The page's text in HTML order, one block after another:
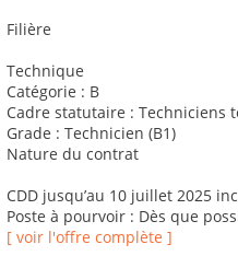
Filière
Technique
Catégorie : B
Cadre statutaire : Techniciens
Grade : Technicien (B1)
Nature du contrat
CDD jusqu’au 10 juillet 2025
Poste à pourvoir : Dès que
[ voir l'offre complète ]